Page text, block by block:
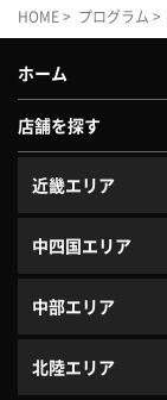
HOME> プログラム >
ホーム
店舗を探す
近畿エリア
中四国エリア
中部エリア
北陸エリア